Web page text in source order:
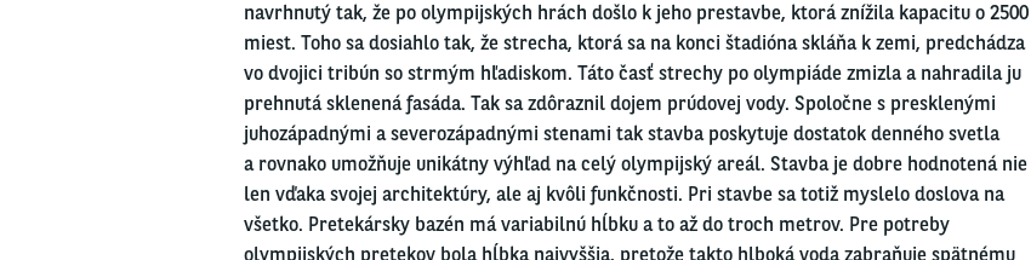
navrhnutý tak, že po olympijských hrách došlo k jeho prestavbe, ktorá znížila kapacitu o 2500
miest. Toho sa dosiahlo tak, že strecha, ktorá sa na konci štadióna skláňa k zemi, predchádza
vo dvojici tribún so strmým hľadiskom. Táto časť strechy po olympiáde zmizla a nahradila ju
prehnutá sklenená fasáda. Tak sa zdôraznil dojem prúdovej vody. Spoločne s presklenými
juhozápadnými a severozápadnými stenami tak stavba poskytuje dostatok denného svetla
a rovnako umožňuje unikátny výhľad na celý olympijský areál. Stavba je dobre hodnotená nie
len vďaka svojej architektúry, ale aj kvôli funkčnosti. Pri stavbe sa totiž myslelo doslova na
všetko. Pretekársky bazén má variabilnú hĺbku a to až do troch metrov. Pre potreby
olympijských pretekov bola hĺbka najvyššia, pretože takto hlboká voda zabraňuje spätnému